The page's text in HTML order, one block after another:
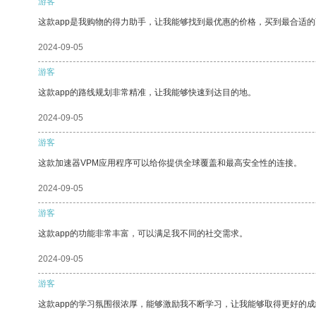
这款app是我购物的得力助手，让我能够找到最优惠的价格，买到最合适的
2024-09-05
游客
这款app的路线规划非常精准，让我能够快速到达目的地。
2024-09-05
游客
这款加速器VPM应用程序可以给你提供全球覆盖和最高安全性的连接。
2024-09-05
游客
这款app的功能非常丰富，可以满足我不同的社交需求。
2024-09-05
游客
这款app的学习氛围很浓厚，能够激励我不断学习，让我能够取得更好的成